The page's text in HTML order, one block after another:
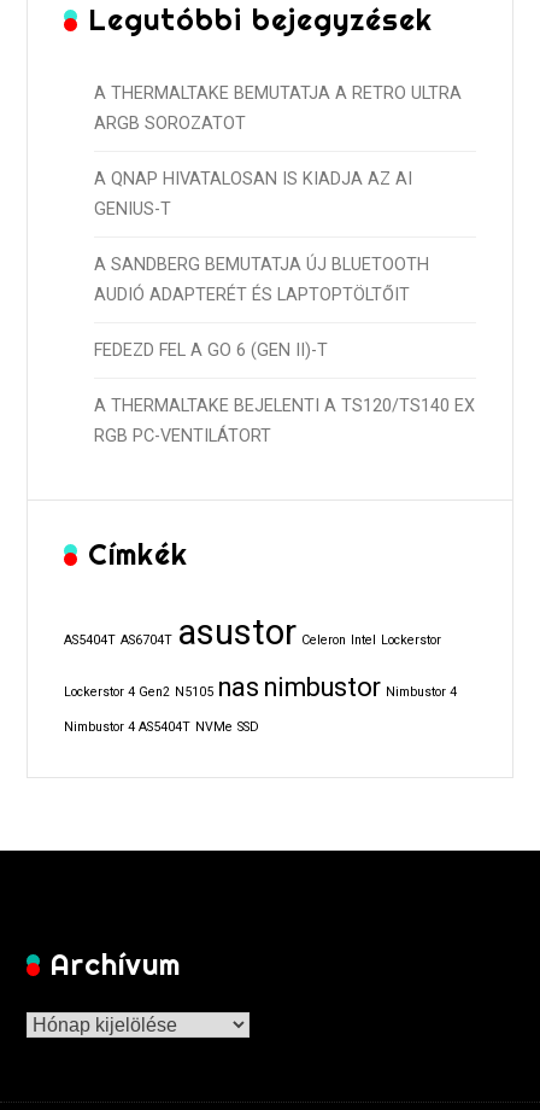
Legutóbbi bejegyzések
A THERMALTAKE BEMUTATJA A RETRO ULTRA
ARGB SOROZATOT
A QNAP HIVATALOSAN IS KIADJA AZ AI
GENIUS-T
A SANDBERG BEMUTATJA ÚJ BLUETOOTH
AUDIÓ ADAPTERÉT ÉS LAPTOPTÖLTŐIT
FEDEZD FEL A GO 6 (GEN II)-T
A THERMALTAKE BEJELENTI A TS120/TS140 EX
RGB PC-VENTILÁTORT
Címkék
AS5404T AS6704T asustor Celeron Intel Lockerstor
Lockerstor 4 Gen2 N5105 nas nimbustor Nimbustor 4
Nimbustor 4 AS5404T NVMe SSD
Archívum
Archívum